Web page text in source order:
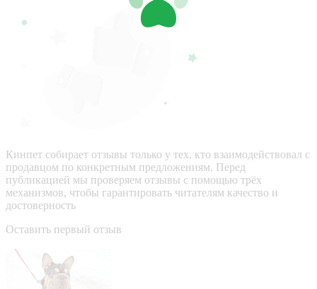
Кинпет собирает отзывы только у тех, кто взаимодействовал с
продавцом по конкретным предложениям. Перед
публикацией мы проверяем отзывы с помощью трёх
механизмов, чтобы гарантировать читателям качество и
достоверность
Оставить первый отзыв